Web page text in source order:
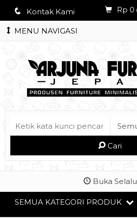
q Kontak Kami Rp 0
MENU NAVIGASI
Cari
Buka Selalu
SEMUA KATEGORI PRODUK